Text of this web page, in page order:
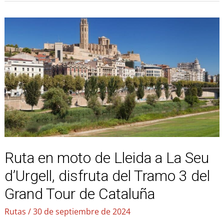
Ruta en moto de Lleida a La Seu
d’Urgell, disfruta del Tramo 3 del
Grand Tour de Cataluña
Rutas /30 de septiembre de 2024
de
Lleida
a
La
Seu
d’Urgell,
disfruta
Tramo
del
Grand
Tour